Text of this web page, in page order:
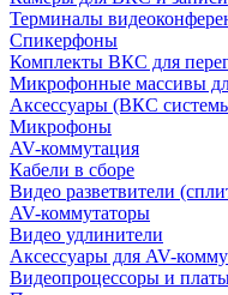
Терминалы
Спикерфоны
Комплекты ВКС для
Микрофонные массивы
Аксессуары (ВКС
Микрофоны
AV-коммутация
Кабели в сборе
Видео разветвители
AV-коммутаторы
Видео удлинители
Аксессуары для AV-
Видеопроцессоры и